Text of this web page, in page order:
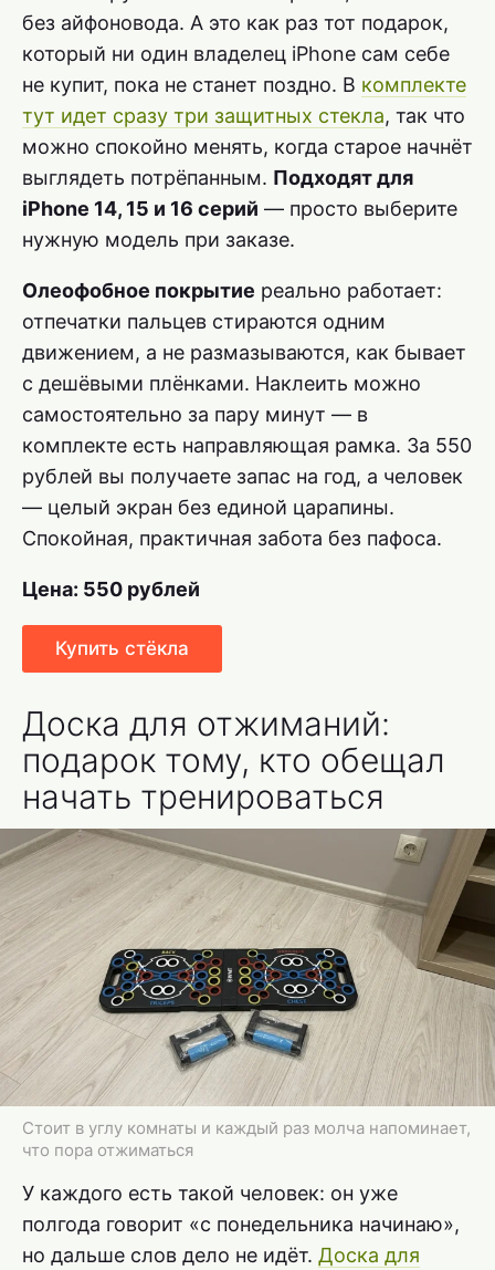
без айфоновода. А это как раз тот подарок,
который ни один владелец iPhone сам себе
не купит, пока не станет поздно. В комплекте
тут идет сразу три защитных стекла, так что
можно спокойно менять, когда старое начнёт
выглядеть потрёпанным. Подходят для
iPhone 14, 15 и 16 серий — просто выберите
нужную модель при заказе.
Олеофобное покрытие реально работает:
отпечатки пальцев стираются одним
движением, а не размазываются, как бывает
с дешёвыми плёнками. Наклеить можно
самостоятельно за пару минут — в
комплекте есть направляющая рамка. За 550
рублей вы получаете запас на год, а человек
— целый экран без единой царапины.
Спокойная, практичная забота без пафоса.
Цена: 550 рублей
Купить стёкла
Доска для отжиманий:
подарок тому, кто обещал
начать тренироваться
Стоит в углу комнаты и каждый раз молча напоминает,
что пора отжиматься
У каждого есть такой человек: он уже
полгода говорит «с понедельника начинаю»,
но дальше слов дело не идёт. Доска для